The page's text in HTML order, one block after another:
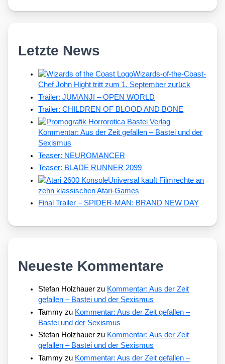
Letzte News
Wizards-of-the-Coast-
Chef John Hight tritt zum 1. September zurück
Trailer: JUMANJI – OPEN WORLD
Trailer: CHILDREN OF BLOOD AND BONE
Kommentar: Aus der Zeit gefallen – Bastei und der
Sexismus
Teaser: NEUROMANCER
Teaser: BLADE RUNNER 2099
Universal kauft Filmrechte an
zehn klassischen Atari-Games
Final Trailer – SPIDER-MAN: BRAND NEW DAY
Neueste Kommentare
Stefan Holzhauer zu Kommentar: Aus der Zeit
gefallen – Bastei und der Sexismus
Tammy zu Kommentar: Aus der Zeit gefallen –
Bastei und der Sexismus
Stefan Holzhauer zu Kommentar: Aus der Zeit
gefallen – Bastei und der Sexismus
Tammy zu Kommentar: Aus der Zeit gefallen –